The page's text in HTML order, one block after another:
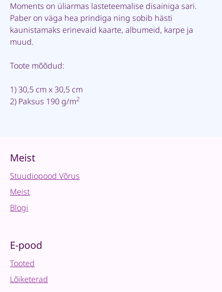
Moments on üliarmas lasteteemalise disainiga sari.
Paber on väga hea prindiga ning sobib hästi
kaunistamaks erinevaid kaarte, albumeid, karpe ja
muud.
Toote mõõdud:
1) 30,5 cm x 30,5 cm
2) Paksus 190 g/m2
Meist
Stuudiopood Võrus
Meist
Blogi
E-pood
Tooted
Lõiketerad